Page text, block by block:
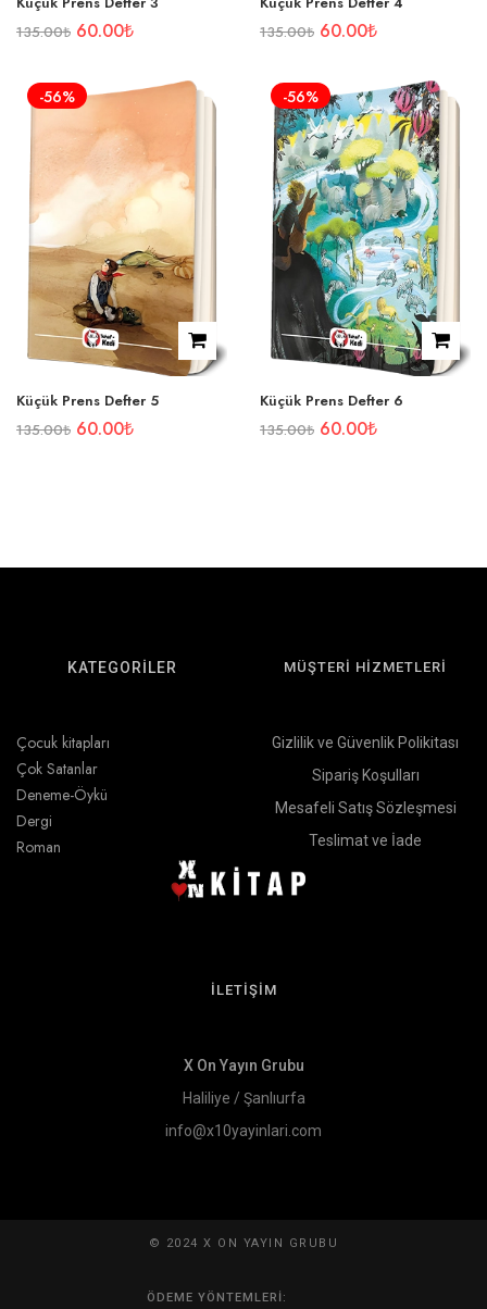
135.00₺ 60.00₺
135.00₺ 60.00₺
-56%
Küçük Prens Defter 5
135.00₺ 60.00₺
-56%
Küçük Prens Defter 6
135.00₺ 60.00₺
KATEGORİLER
Çocuk kitapları
Çok Satanlar
Deneme-Öykü
Dergi
Roman
MÜŞTERİ HİZMETLERİ
Gizlilik ve Güvenlik Polikitası
Sipariş Koşulları
Mesafeli Satış Sözleşmesi
Teslimat ve İade
İLETİŞİM
X On Yayın Grubu
Haliliye / Şanlıurfa
info@x10yayinlari.com
© 2024 X ON YAYIN GRUBU
ÖDEME YÖNTEMLERI: